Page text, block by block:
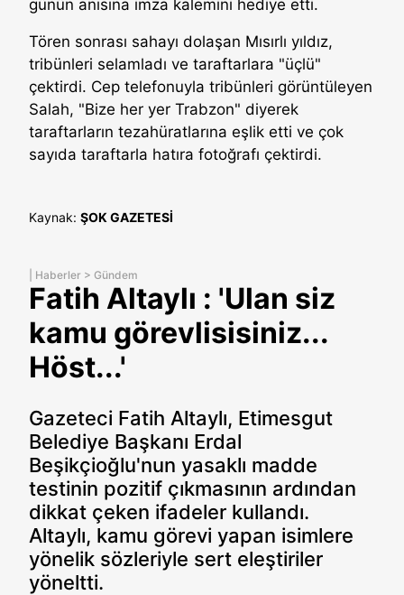
günün anısına imza kalemini hediye etti.
Tören sonrası sahayı dolaşan Mısırlı yıldız,
tribünleri selamladı ve taraftarlara "üçlü"
çektirdi. Cep telefonuyla tribünleri görüntüleyen
Salah, "Bize her yer Trabzon" diyerek
taraftarların tezahüratlarına eşlik etti ve çok
sayıda taraftarla hatıra fotoğrafı çektirdi.
Kaynak: ŞOK GAZETESİ
Haberler > Gündem
Fatih Altaylı : 'Ulan siz
kamu görevlisisiniz...
Höst...'
Gazeteci Fatih Altaylı, Etimesgut
Belediye Başkanı Erdal
Beşikçioğlu'nun yasaklı madde
testinin pozitif çıkmasının ardından
dikkat çeken ifadeler kullandı.
Altaylı, kamu görevi yapan isimlere
yönelik sözleriyle sert eleştiriler
yöneltti.